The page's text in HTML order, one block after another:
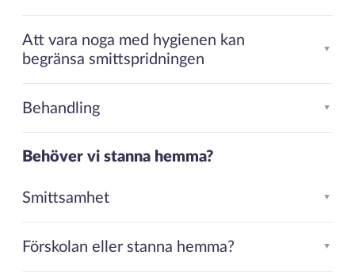
Att vara noga med hygienen kan
begränsa smittspridningen
▲
Behandling ▲
Behöver vi stanna hemma?
Smittsamhet ▲
Förskolan eller stanna hemma? ▲